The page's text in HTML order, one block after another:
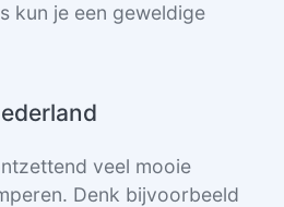
kun je een geweldige
veel mooie
Denk bijvoorbeeld